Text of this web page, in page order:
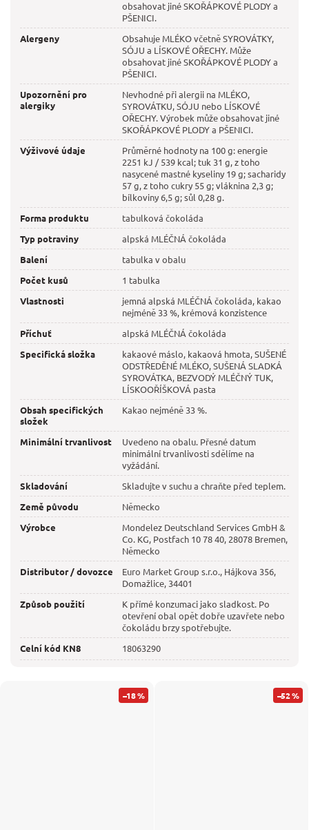
obsahovat jiné SKOŘÁPKOVÉ PLODY a
PŠENICI.
Alergeny
Obsahuje MLÉKO včetně SYROVÁTKY,
SÓJU a LÍSKOVÉ OŘECHY. Může
obsahovat jiné SKOŘÁPKOVÉ PLODY a
PŠENICI.
Upozornění pro
alergiky
Nevhodné při alergii na MLÉKO,
SYROVÁTKU, SÓJU nebo LÍSKOVÉ
OŘECHY. Výrobek může obsahovat jiné
SKOŘÁPKOVÉ PLODY a PŠENICI.
Výživové údaje
Průměrné hodnoty na 100 g: energie
2251 kJ / 539 kcal; tuk 31 g, z toho
nasycené mastné kyseliny 19 g; sacharidy
57 g, z toho cukry 55 g; vláknina 2,3 g;
bílkoviny 6,5 g; sůl 0,28 g.
Forma produktu
tabulková čokoláda
Typ potraviny
alpská MLÉČNÁ čokoláda
Balení
tabulka v obalu
Počet kusů
1 tabulka
Vlastnosti
jemná alpská MLÉČNÁ čokoláda, kakao
nejméně 33 %, krémová konzistence
Příchuť
alpská MLÉČNÁ čokoláda
Specifická složka
kakaové máslo, kakaová hmota, SUŠENÉ
ODSTŘEDĚNÉ MLÉKO, SUŠENÁ SLADKÁ
SYROVÁTKA, BEZVODÝ MLÉČNÝ TUK,
LÍSKOOŘÍŠKOVÁ pasta
Obsah specifických
složek
Kakao nejméně 33 %.
Minimální trvanlivost
Uvedeno na obalu. Přesné datum
minimální trvanlivosti sdělíme na
vyžádání.
Skladování
Skladujte v suchu a chraňte před teplem.
Země původu
Německo
Výrobce
Mondelez Deutschland Services GmbH &
Co. KG, Postfach 10 78 40, 28078 Bremen,
Německo
Distributor / dovozce
Euro Market Group s.r.o., Hájkova 356,
Domažlice, 34401
Způsob použití
K přímé konzumaci jako sladkost. Po
otevření obal opět dobře uzavřete nebo
čokoládu brzy spotřebujte.
Celní kód KN8
18063290
–18 % –52 %